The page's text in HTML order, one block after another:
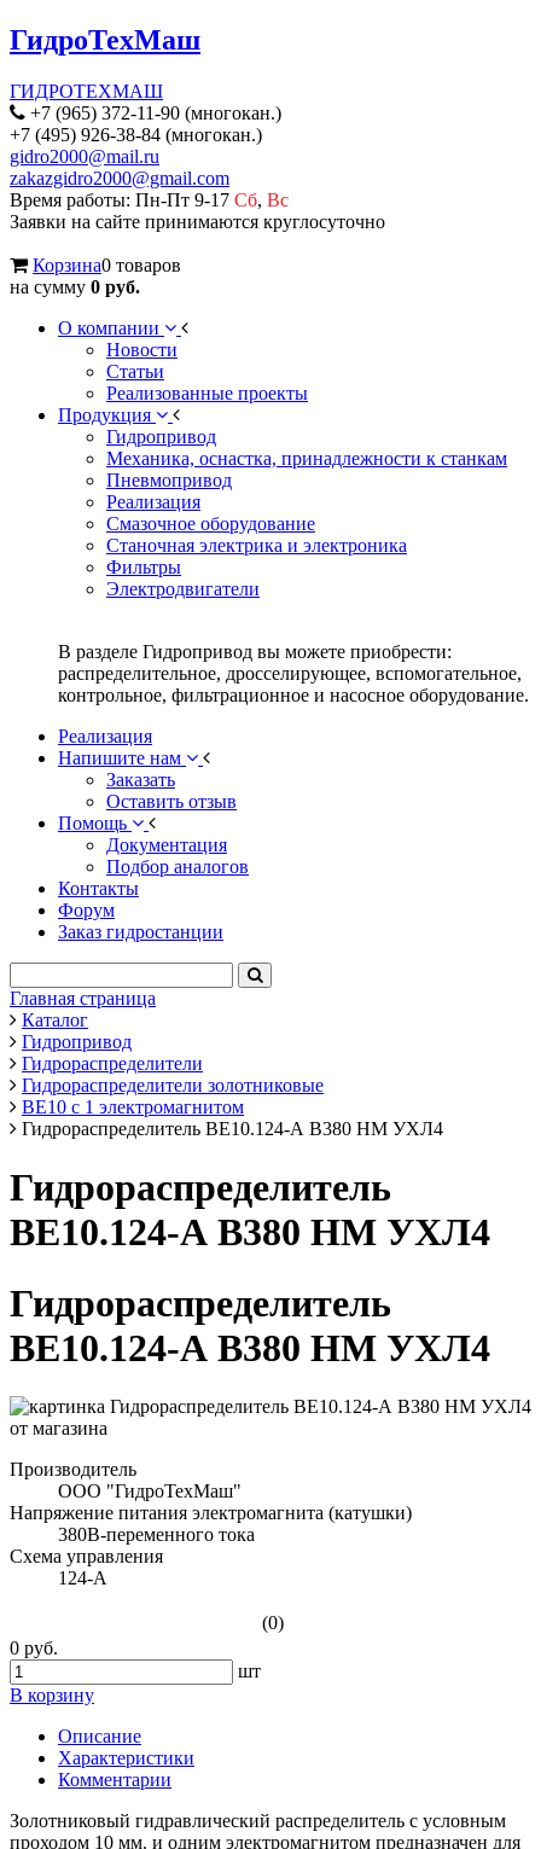
ГидроТехМаш
ГИДРОТЕХМАШ
+7 (965) 372-11-90 (многокан.)
+7 (495) 926-38-84 (многокан.)
gidro2000@mail.ru
zakazgidro2000@gmail.com
Время работы: Пн-Пт 9-17 Сб, Вс
Заявки на сайте принимаются круглосуточно
Корзина0 товаров
на сумму 0 руб.
О компании
Новости
Статьи
Реализованные проекты
Продукция
Гидропривод
Механика, оснастка, принадлежности к станкам
Пневмопривод
Реализация
Смазочное оборудование
Станочная электрика и электроника
Фильтры
Электродвигатели
В разделе Гидропривод вы можете приобрести:
распределительное, дросселирующее, вспомогательное,
контрольное, фильтрационное и насосное оборудование.
Реализация
Напишите нам
Заказать
Оставить отзыв
Помощь
Документация
Подбор аналогов
Контакты
Форум
Заказ гидростанции
Главная страница
Каталог
Гидропривод
Гидрораспределители
Гидрораспределители золотниковые
ВЕ10 с 1 электромагнитом
Гидрораспределитель ВЕ10.124-А В380 НМ УХЛ4
Гидрораспределитель
ВЕ10.124-А В380 НМ УХЛ4
Гидрораспределитель
ВЕ10.124-А В380 НМ УХЛ4
Производитель
ООО "ГидроТехМаш"
Напряжение питания электромагнита (катушки)
380В-переменного тока
Схема управления
124-А
(0)
0 руб.
шт
В корзину
Описание
Характеристики
Комментарии
Золотниковый гидравлический распределитель с условным
проходом 10 мм. и одним электромагнитом предназначен для